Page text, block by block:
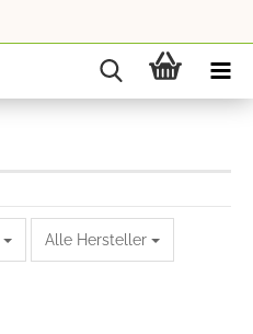
Alle Hersteller